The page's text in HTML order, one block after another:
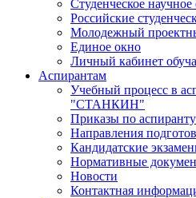
Студенческое
Российские
Молодежный
Единое окно
Личный кабинет
Аспирантам
Учебный процесс в
"СТАНКИН"
Приказы по
Направления
Кандидатские
Нормативные
Новости
Контактная